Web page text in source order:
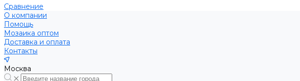
Сравнение
О компании
Помощь
Мозаика оптом
Доставка и оплата
Контакты
Москва